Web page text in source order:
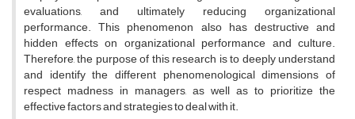
evaluations, and ultimately reducing organizational
performance. This phenomenon also has destructive and
hidden effects on organizational performance and culture.
Therefore, the purpose of this research is to deeply understand
and identify the different phenomenological dimensions of
respect madness in managers, as well as to prioritize the
effective factors and strategies to deal with it.